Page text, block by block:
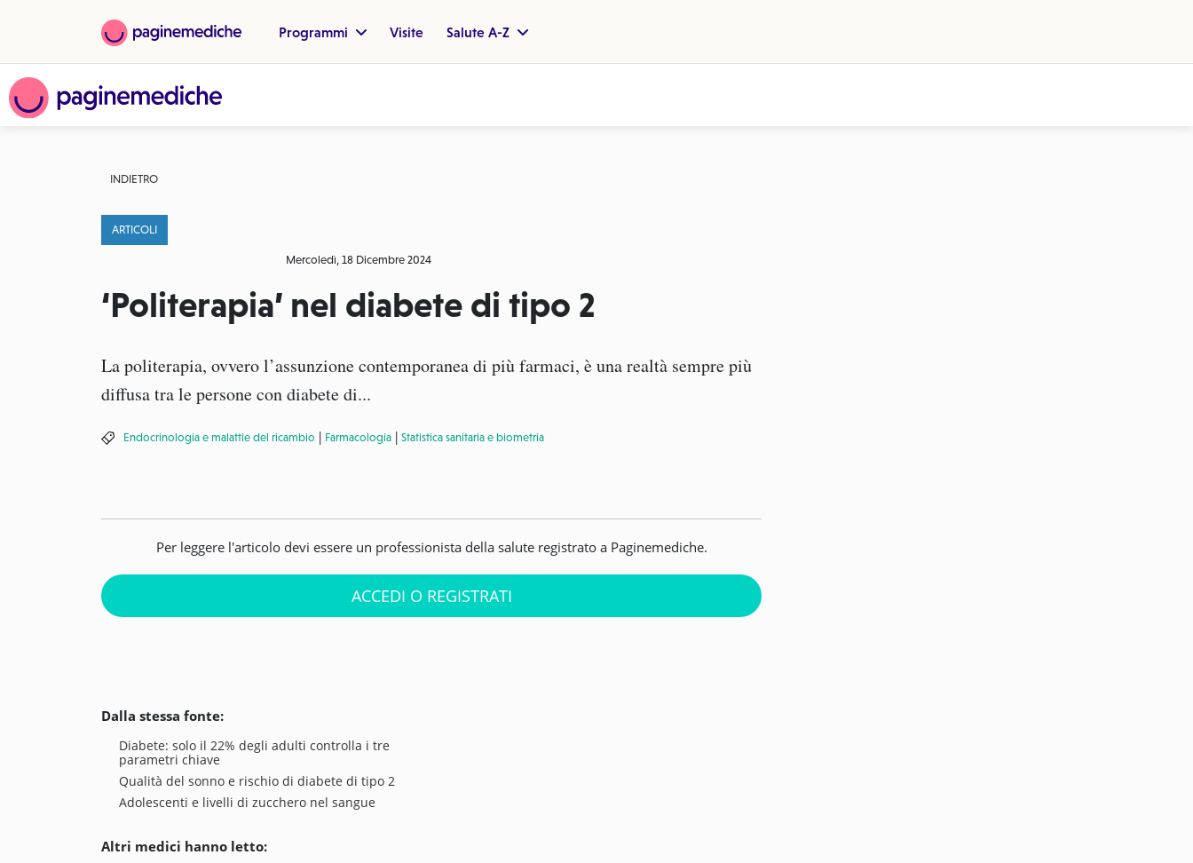
Programmi Visite Salute A-Z
INDIETRO
ARTICOLI
Mercoledì, 18 Dicembre 2024
‘Politerapia’ nel diabete di tipo 2
La politerapia, ovvero l’assunzione contemporanea di più farmaci, è una realtà sempre più
diffusa tra le persone con diabete di...
Endocrinologia e malattie del ricambio | Farmacologia | Statistica sanitaria e biometria
Per leggere l'articolo devi essere un professionista della salute registrato a Paginemediche.
ACCEDI O REGISTRATI
Dalla stessa fonte:
Diabete: solo il 22% degli adulti controlla i tre
parametri chiave
Qualità del sonno e rischio di diabete di tipo 2
Adolescenti e livelli di zucchero nel sangue
Altri medici hanno letto: